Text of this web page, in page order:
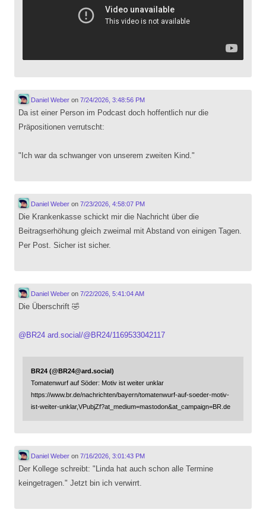
Daniel Weberon 7/24/2026, 3:48:56 PM
Da ist einer Person im Podcast doch hoffentlich nur die
Präpositionen verrutscht:
"Ich war da schwanger von unserem zweiten Kind."
Daniel Weberon 7/23/2026, 4:58:07 PM
Die Krankenkasse schickt mir die Nachricht über die
Beitragserhöhung gleich zweimal mit Abstand von einigen Tagen.
Per Post. Sicher ist sicher.
Daniel Weberon 7/22/2026, 5:41:04 AM
Die Überschrift 🤣
@ BR24 ard.social/@BR24/1169533042117
BR24 (@BR24@ard.social)
Tomatenwurf auf Söder: Motiv ist weiter unklar
https://www.br.de/nachrichten/bayern/tomatenwurf-auf-soeder-motiv-
ist-weiter-unklar,VPubjZf?at_medium=mastodon&at_campaign=BR.de
Daniel Weberon 7/16/2026, 3:01:43 PM
Der Kollege schreibt: "Linda hat auch schon alle Termine
keingetragen." Jetzt bin ich verwirrt.